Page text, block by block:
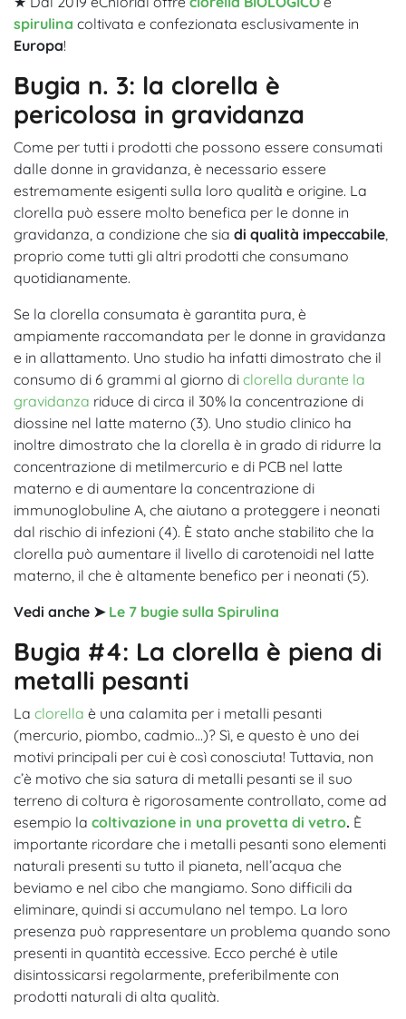
spirulina coltivata e confezionata esclusivamente in
Europa!
Bugia n. 3: la clorella è
pericolosa in gravidanza
Come per tutti i prodotti che possono essere consumati
dalle donne in gravidanza, è necessario essere
estremamente esigenti sulla loro qualità e origine. La
clorella può essere molto benefica per le donne in
gravidanza, a condizione che sia di qualità impeccabile
proprio come tutti gli altri prodotti che consumano
quotidianamente.
Se la clorella consumata è garantita pura, è
ampiamente raccomandata per le donne in gravidanza
e in allattamento. Uno studio ha infatti dimostrato che il
consumo di 6 grammi al giorno di clorella durante la
gravidanza riduce di circa il 30% la concentrazione di
diossine nel latte materno (3). Uno studio clinico ha
inoltre dimostrato che la clorella è in grado di ridurre la
concentrazione di metilmercurio e di PCB nel latte
materno e di aumentare la concentrazione di
immunoglobuline A, che aiutano a proteggere i neonati
dal rischio di infezioni (4). È stato anche stabilito che la
clorella può aumentare il livello di carotenoidi nel latte
materno, il che è altamente benefico per i neonati (5).
Vedi anche ➤ Le 7 bugie sulla Spirulina
Bugia #4: La clorella è piena di
metalli pesanti
La clorella è una calamita per i metalli pesanti
(mercurio, piombo, cadmio…)? Sì, e questo è uno dei
motivi principali per cui è così conosciuta! Tuttavia, non
c’è motivo che sia satura di metalli pesanti se il suo
terreno di coltura è rigorosamente controllato, come ad
esempio la coltivazione in una provetta di vetro. È
importante ricordare che i metalli pesanti sono elementi
naturali presenti su tutto il pianeta, nell’acqua che
beviamo e nel cibo che mangiamo. Sono difficili da
eliminare, quindi si accumulano nel tempo. La loro
presenza può rappresentare un problema quando sono
presenti in quantità eccessive. Ecco perché è utile
disintossicarsi regolarmente, preferibilmente con
prodotti naturali di alta qualità.